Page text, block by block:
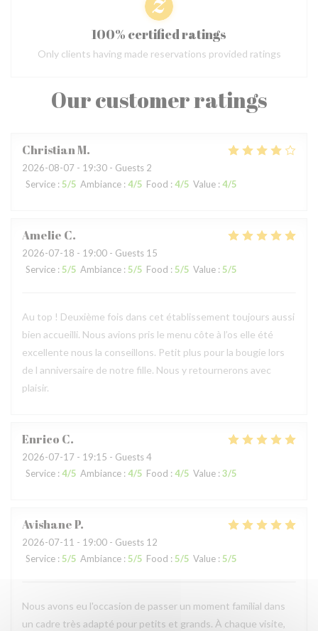
Our customer ratings
ChristianM
2026-08-07 - 19:30 - Guests 2
Service : 5/5 Ambiance : 4/5 Food : 4/5 Value : 4/5
Amelie C
2026-07-18 - 19:00 - Guests 15
Service : 5/5 Ambiance : 5/5 Food : 5/5 Value : 5/5
Au top ! Deuxième fois dans cet établissement toujours aussi
bien accueilli. Nous avions pris le menu côte à l’os elle été
excellente nous la conseillons. Petit plus pour la bougie lors
de l anniversaire de notre fille. Nous y retournerons avec
plaisir.
Enrico C
2026-07-17 - 19:15 - Guests 4
Service : 4/5 Ambiance : 4/5 Food : 4/5 Value : 3/5
AvishaneP
2026-07-11 - 19:00 - Guests 12
Service : 5/5 Ambiance : 5/5 Food : 5/5 Value : 5/5
Nous avons eu l'occasion de passer un moment familial dans
un cadre très adapté pour petits et grands. À chaque visite,
100% certified ratings
Only clients having made reservations provided ratings